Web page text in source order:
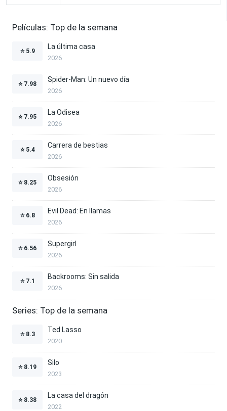
Películas: Top de la semana
⭐ 5.9
La última casa
2026
⭐ 7.98
Spider-Man: Un nuevo día
2026
⭐ 7.95
La Odisea
2026
⭐ 5.4
Carrera de bestias
2026
⭐ 8.25
Obsesión
2026
⭐ 6.8
Evil Dead: En llamas
2026
⭐ 6.56
Supergirl
2026
⭐ 7.1
Backrooms: Sin salida
2026
Series: Top de la semana
⭐ 8.3
Ted Lasso
2020
⭐ 8.19
Silo
2023
⭐ 8.38
La casa del dragón
2022